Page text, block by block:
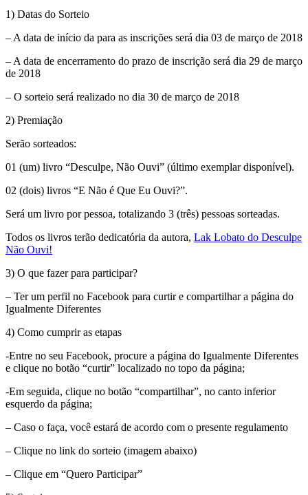
1) Datas do Sorteio
– A data de início da para as inscrições será dia 03 de março de 2018
– A data de encerramento do prazo de inscrição será dia 29 de março
de 2018
– O sorteio será realizado no dia 30 de março de 2018
2) Premiação
Serão sorteados:
01 (um) livro “Desculpe, Não Ouvi” (último exemplar disponível).
02 (dois) livros “E Não é Que Eu Ouvi?”.
Será um livro por pessoa, totalizando 3 (três) pessoas sorteadas.
Todos os livros terão dedicatória da autora, Lak Lobato do Desculpe
Não Ouvi!
3) O que fazer para participar?
– Ter um perfil no Facebook para curtir e compartilhar a página do
Igualmente Diferentes
4) Como cumprir as etapas
-Entre no seu Facebook, procure a página do Igualmente Diferentes
e clique no botão “curtir” localizado no topo da página;
-Em seguida, clique no botão “compartilhar”, no canto inferior
esquerdo da página;
– Caso o faça, você estará de acordo com o presente regulamento
– Clique no link do sorteio (imagem abaixo)
– Clique em “Quero Participar”